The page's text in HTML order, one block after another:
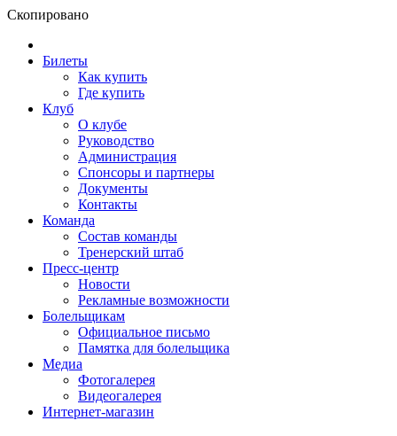
Скопировано
Билеты
Как купить
Где купить
Клуб
О клубе
Руководство
Администрация
Спонсоры и партнеры
Документы
Контакты
Команда
Состав команды
Тренерский штаб
Пресс-центр
Новости
Рекламные возможности
Болельщикам
Официальное письмо
Памятка для болельщика
Медиа
Фотогалерея
Видеогалерея
Интернет-магазин